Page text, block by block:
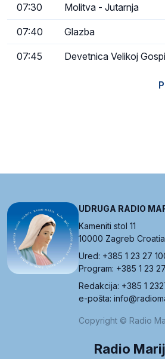
07:30 Molitva - Jutarnja
07:40 Glazba
07:45 Devetnica Velikoj
UDRUGA RADIO
Kameniti stol 11
10000 Zagreb Croatia
Ured: +385 1 23 27
Program: +385 1 23
Redakcija: +385 1
e-pošta:
Copyright © Radio
Radio